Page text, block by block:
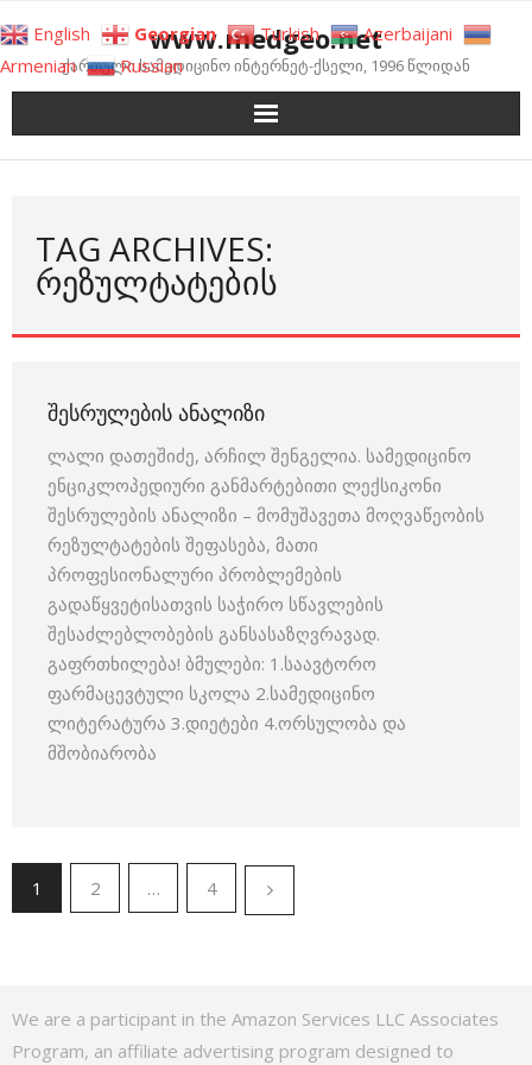
to
content
www.medgeo.net
ქართული სამედიცინო ინტერნეტ-ქსელი, 1996 წლიდან
TAG ARCHIVES:
ᲠᲔᲖᲣᲚᲢᲐᲢᲔᲑᲘᲡ
ᲨᲔᲡᲠᲣᲚᲔᲑᲘᲡ ᲐᲜᲐᲚᲘᲖᲘ
ლალი დათეშიძე, არჩილ შენგელია. სამედიცინო
ენციკლოპედიური განმარტებითი ლექსიკონი
შესრულების ანალიზი – მომუშავეთა მოღვაწეობის
რეზულტატების შეფასება, მათი
პროფესიონალური პრობლემების
გადაწყვეტისათვის საჭირო სწავლების
შესაძლებლობების განსასაზღვრავად.
გაფრთხილება! ბმულები: 1.საავტორო
ფარმაცევტული სკოლა 2.სამედიცინო
ლიტერატურა 3.დიეტები 4.ორსულობა და
მშობიარობა
1 2 … 4
We are a participant in the Amazon Services LLC Associates
Program, an affiliate advertising program designed to
English Georgian Turkish
Azerbaijani
Armenian
Russian